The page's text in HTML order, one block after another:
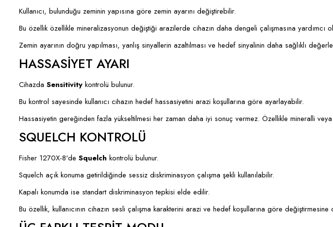
Kullanıcı, bulunduğu zeminin yapısına göre zemin ayarını değiştirebilir.
Bu özellik özellikle mineralizasyonun değiştiği arazilerde cihazın daha dengeli çalışmasına yardımcı
Zemin ayarının doğru yapılması, yanlış sinyallerin azaltılması ve hedef sinyalinin daha sağlıklı
HASSASİYET AYARI
Cihazda Sensitivity kontrolü bulunur.
Bu kontrol sayesinde kullanıcı cihazın hedef hassasiyetini arazi koşullarına göre ayarlayabilir.
Hassasiyetin gereğinden fazla yükseltilmesi her zaman daha iyi sonuç vermez. Özellikle mineralli
SQUELCH KONTROLÜ
Fisher 1270X-8'de Squelch kontrolü bulunur.
Squelch açık konuma getirildiğinde sessiz diskriminasyon çalışma şekli kullanılabilir.
Kapalı konumda ise standart diskriminasyon tepkisi elde edilir.
Bu özellik, kullanıcının cihazın sesli çalışma karakterini arazi ve hedef koşullarına göre değiştirmesine